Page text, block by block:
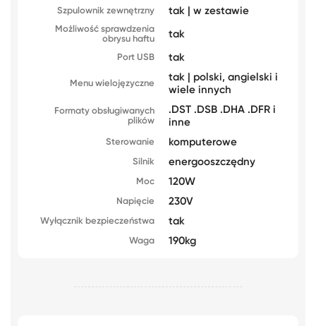
Szpulownik zewnętrzny tak | w zestawie
Możliwość sprawdzenia
obrysu haftu
tak
Port USB tak
Menu wielojęzyczne
tak | polski, angielski i
wiele innych
Formaty obsługiwanych
plików
.DST .DSB .DHA .DFR i
inne
Sterowanie komputerowe
Silnik energooszczędny
Moc 120W
Napięcie 230V
Wyłącznik bezpieczeństwa tak
Waga 190kg